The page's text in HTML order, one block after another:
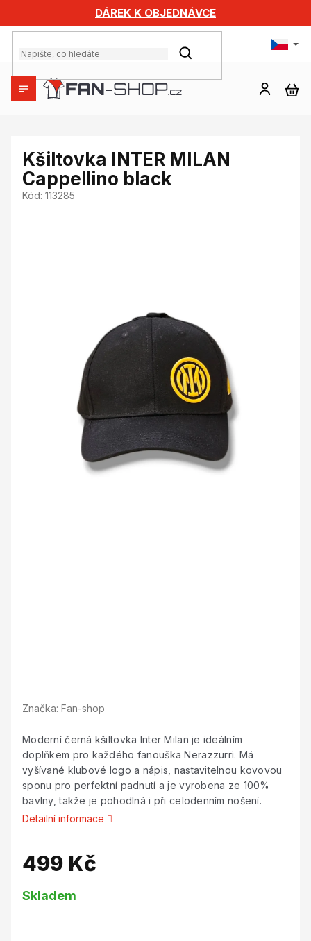
obsah
DÁREK K OBJEDNÁVCE
HLEDAT
Kšiltovka INTER MILAN
Cappellino black
Kód: 113285
Značka: Fan-shop
Moderní černá kšiltovka Inter Milan je ideálním
doplňkem pro každého fanouška Nerazzurri. Má
vyšívané klubové logo a nápis, nastavitelnou kovovou
sponu pro perfektní padnutí a je vyrobena ze 100%
bavlny, takže je pohodlná i při celodenním nošení.
Detailní informace
499 Kč
cena:
Skladem